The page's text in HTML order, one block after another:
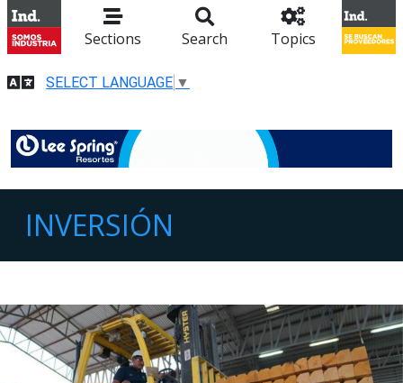
Sections Search Topics
SELECT LANGUAGE ▼
INVERSIÓN